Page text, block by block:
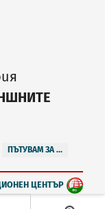
ПЪТУВАМ ЗА ...
ЦЕНТЪР